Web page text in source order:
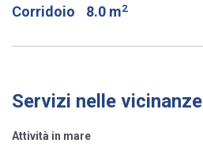
Corridoio 8.0 m2
Servizi nelle vicinanze
Attività in mare